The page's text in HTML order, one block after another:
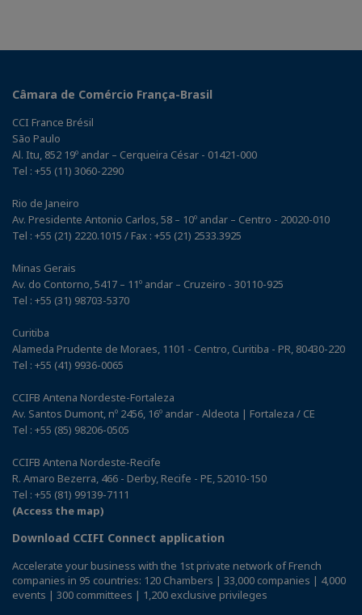
Câmara de Comércio França-Brasil
CCI France Brésil
São Paulo
Al. Itu, 852 19º andar – Cerqueira César - 01421-000
Tel : +55 (11) 3060-2290
Rio de Janeiro
Av. Presidente Antonio Carlos, 58 – 10º andar – Centro - 20020-010
Tel : +55 (21) 2220.1015 / Fax : +55 (21) 2533.3925
Minas Gerais
Av. do Contorno, 5417 – 11º andar – Cruzeiro - 30110-925
Tel : +55 (31) 98703-5370
Curitiba
Alameda Prudente de Moraes, 1101 - Centro, Curitiba - PR, 80430-220
Tel : +55 (41) 9936-0065
CCIFB Antena Nordeste-Fortaleza
Av. Santos Dumont, nº 2456, 16º andar - Aldeota | Fortaleza / CE
Tel : +55 (85) 98206-0505
CCIFB Antena Nordeste-Recife
R. Amaro Bezerra, 466 - Derby, Recife - PE, 52010-150
Tel : +55 (81) 99139-7111
(Access the map)
Download CCIFI Connect application
Accelerate your business with the 1st private network of French
companies in 95 countries: 120 Chambers | 33,000 companies | 4,000
events | 300 committees | 1,200 exclusive privileges